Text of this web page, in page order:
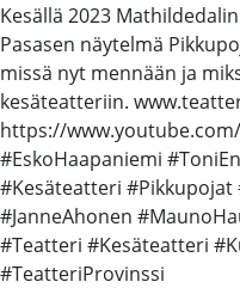
Kesällä 2023
Pasasen näytelmä
missä nyt mennään ja
kesäteatteriin.
https://www.youtube.com/
#EskoHaapaniemi
#Kesäteatteri #Pikkupojat
#JanneAhonen
#Teatteri #Kesäteatteri
#TeatteriProvinssi